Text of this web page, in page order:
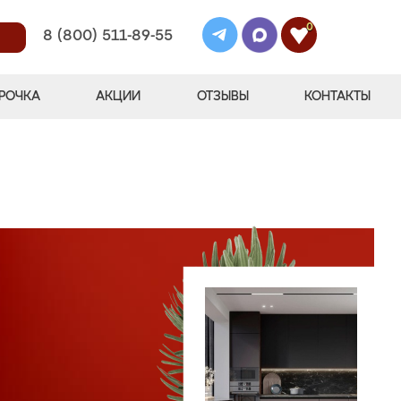
8 (800) 511-89-55
0
АКЦИИ ОТЗЫВЫ КОНТАКТЫ